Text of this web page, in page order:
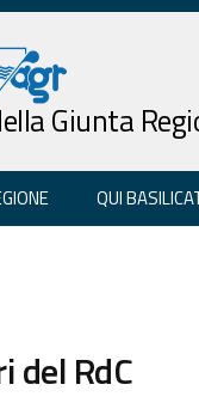
Giunta
QUI
del RdC